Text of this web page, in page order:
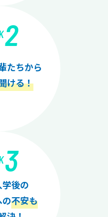
2
たちから
ける！
3
後の
不安も